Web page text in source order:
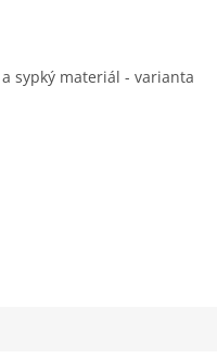
sypký materiál - varianta